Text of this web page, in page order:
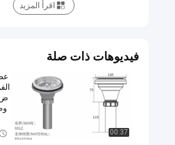
اقرأ المزيد
فيديوهات ذات صلة
00:37
ض